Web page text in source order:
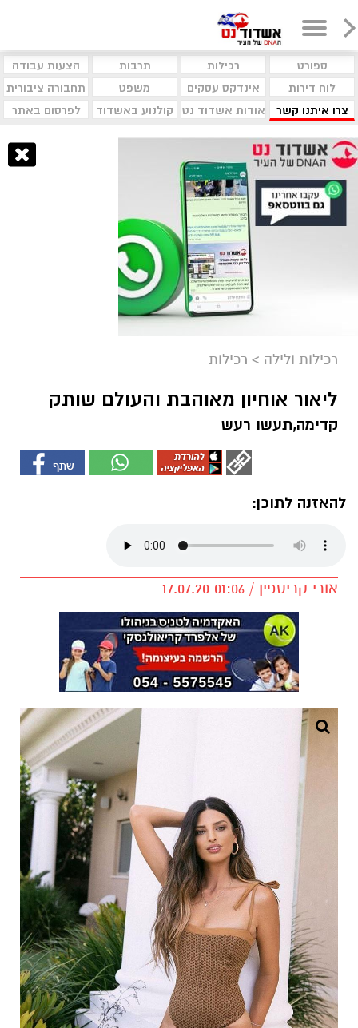
ספורט רכילות תרבות
הצעות עבודה
לוח דירות
אינדקס עסקים משפט
תחבורה ציבורית
צרו איתנו קשר
אודות אשדוד נט קולנוע באשדוד לפרסום באתר
רכילות ולילה > רכילות
ליאור אוחיון מאוהבת והעולם שותק
קדימה,תעשו רעש
להאזנה לתוכן:
אורי קריספין / 01:06 17.07.20